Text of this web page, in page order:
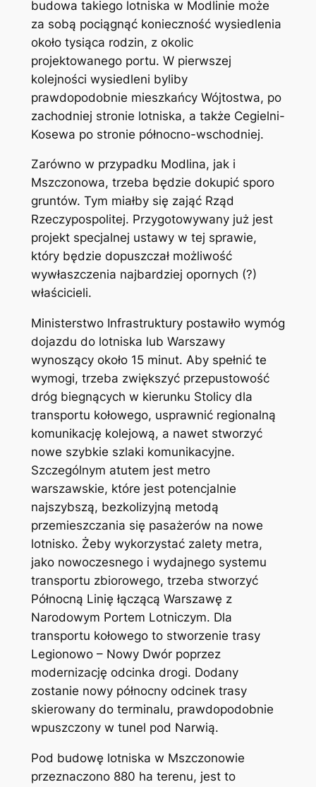
budowa takiego lotniska w Modlinie może
za sobą pociągnąć konieczność wysiedlenia
około tysiąca rodzin, z okolic
projektowanego portu. W pierwszej
kolejności wysiedleni byliby
prawdopodobnie mieszkańcy Wójtostwa, po
zachodniej stronie lotniska, a także Cegielni-
Kosewa po stronie północno-wschodniej.
Zarówno w przypadku Modlina, jak i
Mszczonowa, trzeba będzie dokupić sporo
gruntów. Tym miałby się zająć Rząd
Rzeczypospolitej. Przygotowywany już jest
projekt specjalnej ustawy w tej sprawie,
który będzie dopuszczał możliwość
wywłaszczenia najbardziej opornych (?)
właścicieli.
Ministerstwo Infrastruktury postawiło wymóg
dojazdu do lotniska lub Warszawy
wynoszący około 15 minut. Aby spełnić te
wymogi, trzeba zwiększyć przepustowość
dróg biegnących w kierunku Stolicy dla
transportu kołowego, usprawnić regionalną
komunikację kolejową, a nawet stworzyć
nowe szybkie szlaki komunikacyjne.
Szczególnym atutem jest metro
warszawskie, które jest potencjalnie
najszybszą, bezkolizyjną metodą
przemieszczania się pasażerów na nowe
lotnisko. Żeby wykorzystać zalety metra,
jako nowoczesnego i wydajnego systemu
transportu zbiorowego, trzeba stworzyć
Północną Linię łączącą Warszawę z
Narodowym Portem Lotniczym. Dla
transportu kołowego to stworzenie trasy
Legionowo – Nowy Dwór poprzez
modernizację odcinka drogi. Dodany
zostanie nowy północny odcinek trasy
skierowany do terminalu, prawdopodobnie
wpuszczony w tunel pod Narwią.
Pod budowę lotniska w Mszczonowie
przeznaczono 880 ha terenu, jest to